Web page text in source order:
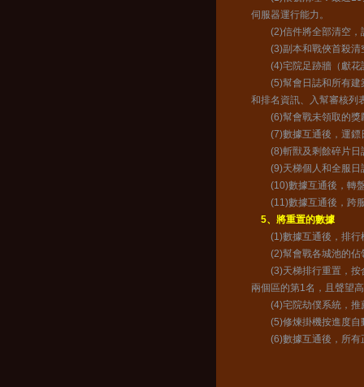
伺服器運行能力。
(2)信件將全部清空，
(3)副本和戰俠首殺清空
(4)宅院足跡牆（獻花
(5)幫會日誌和所有建築
和排名資訊、入幫審核列
(6)幫會戰未領取的獎
(7)數據互通後，運鏢
(8)斬獸及剩餘碎片日
(9)天梯個人和全服日
(10)數據互通後，轉盤
(11)數據互通後，跨服
5、將重置的數據
(1)數據互通後，排行
(2)幫會戰各城池的佔
(3)天梯排行重置，按合
兩個區的第1名，且聲望
(4)宅院劫僕系統，推
(5)修煉掛機按進度自
(6)數據互通後，所有